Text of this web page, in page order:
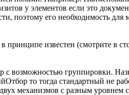
у элементов если это
поэтому его необходимость
принципе известен (смотрите в
с возможностью группировки.
то тогда стандартный не
механизмов с разным